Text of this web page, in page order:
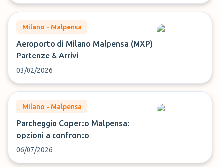
Milano - Malpensa
Aeroporto di Milano Malpensa (MXP)
Partenze & Arrivi
03/02/2026
Milano - Malpensa
Parcheggio Coperto Malpensa:
opzioni a confronto
06/07/2026